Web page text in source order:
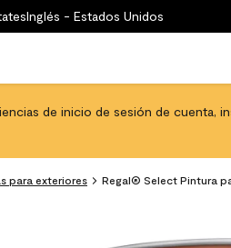
Inglés - Estados Unidos
de inicio de sesión de cuenta,
para exteriores Regal® Select Pintura